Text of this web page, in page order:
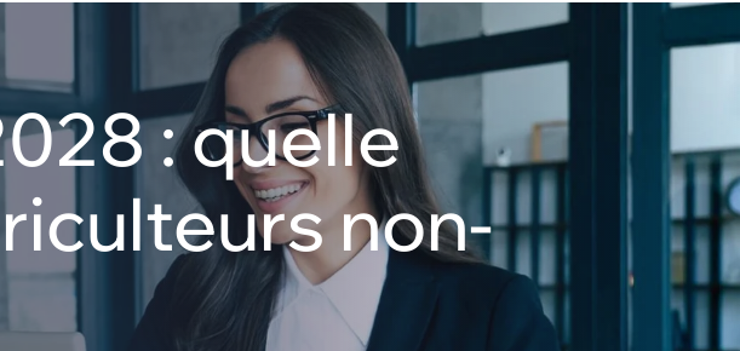
: quelle
non-